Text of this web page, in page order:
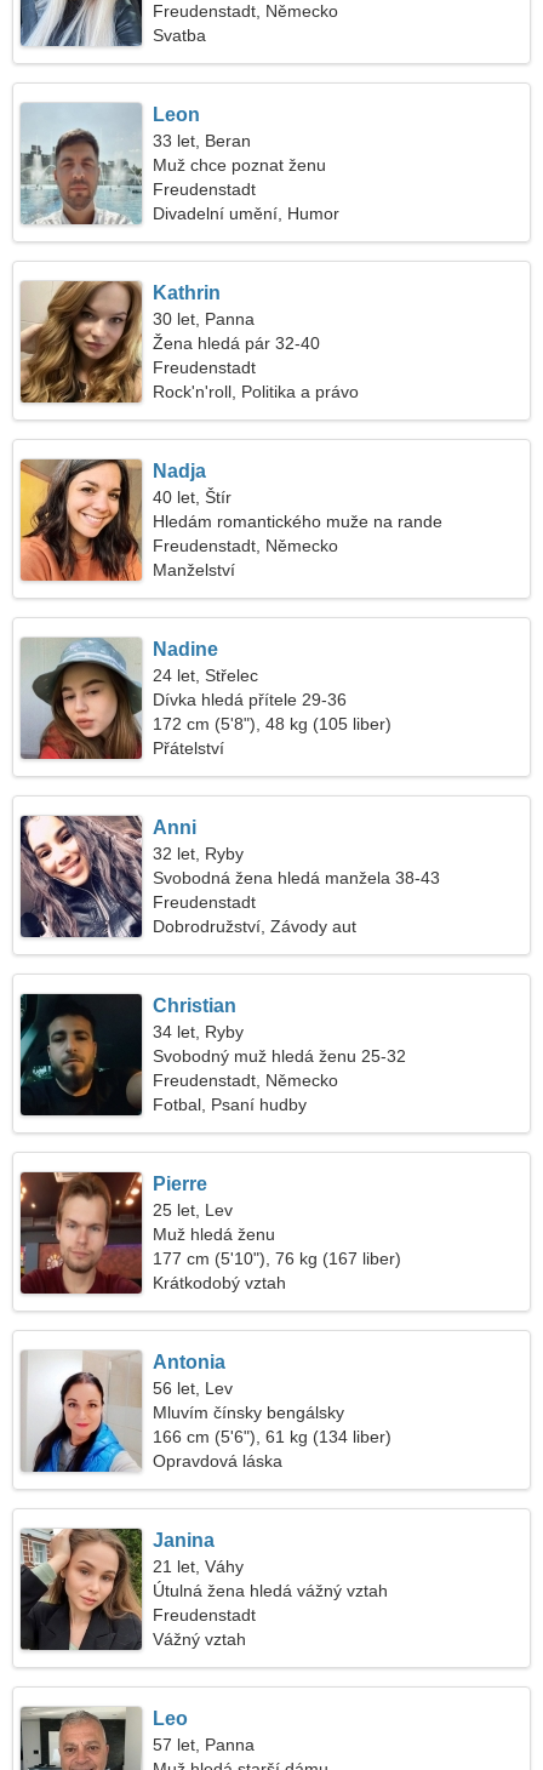
Freudenstadt, Německo
Svatba
Leon
33 let, Beran
Muž chce poznat ženu
Freudenstadt
Divadelní umění, Humor
Kathrin
30 let, Panna
Žena hledá pár 32-40
Freudenstadt
Rock'n'roll, Politika a právo
Nadja
40 let, Štír
Hledám romantického muže na rande
Freudenstadt, Německo
Manželství
Nadine
24 let, Střelec
Dívka hledá přítele 29-36
172 cm (5'8"), 48 kg (105 liber)
Přátelství
Anni
32 let, Ryby
Svobodná žena hledá manžela 38-43
Freudenstadt
Dobrodružství, Závody aut
Christian
34 let, Ryby
Svobodný muž hledá ženu 25-32
Freudenstadt, Německo
Fotbal, Psaní hudby
Pierre
25 let, Lev
Muž hledá ženu
177 cm (5'10"), 76 kg (167 liber)
Krátkodobý vztah
Antonia
56 let, Lev
Mluvím čínsky bengálsky
166 cm (5'6"), 61 kg (134 liber)
Opravdová láska
Janina
21 let, Váhy
Útulná žena hledá vážný vztah
Freudenstadt
Vážný vztah
Leo
57 let, Panna